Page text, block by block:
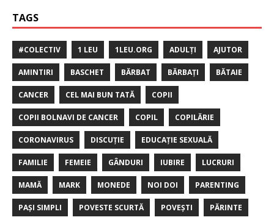
TAGS
#COLECTIV 1 LEU 1LEU.ORG ADULȚI AJUTOR
AMINTIRI BASCHET BĂRBAT BĂRBAȚI BĂTAIE
CANCER CEL MAI BUN TATĂ COPII
COPII BOLNAVI DE CANCER COPIL COPILĂRIE
CORONAVIRUS DISCUȚIE EDUCAȚIE SEXUALĂ
FAMILIE FEMEIE GÂNDURI IUBIRE LUCRURI
MAMĂ MARK MONEDE NOI DOI PARENTING
PAȘI SIMPLI POVESTE SCURTĂ POVEȘTI PĂRINTE